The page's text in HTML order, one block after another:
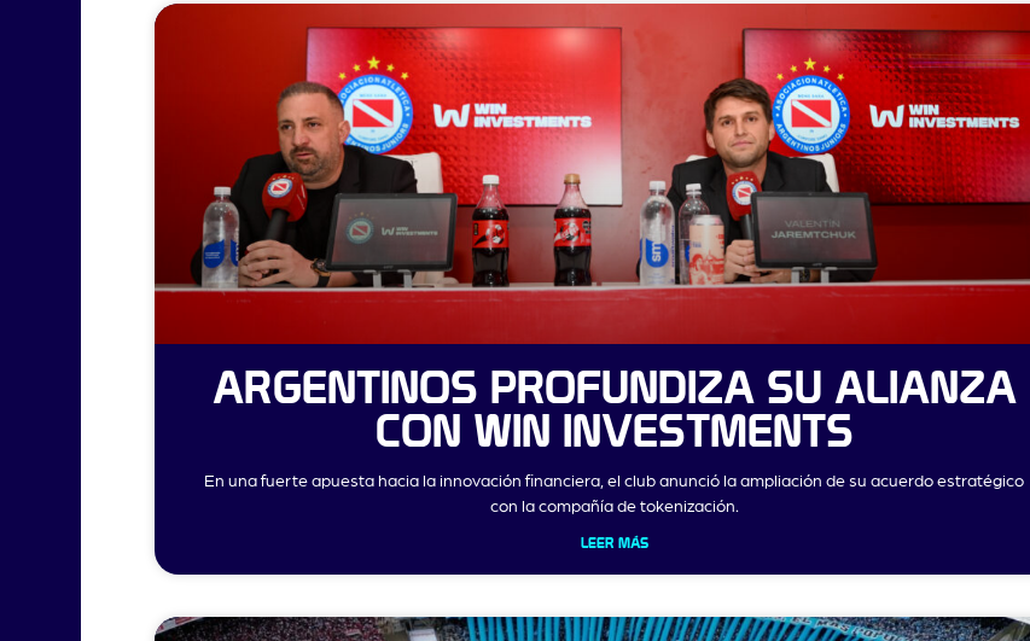
ARGENTINOS PROFUNDIZA SU ALIANZA
CON WIN INVESTMENTS
En una fuerte apuesta hacia la innovación financiera, el club anunció la ampliación de su acuerdo estratégico
con la compañía de tokenización.
LEER MÁS